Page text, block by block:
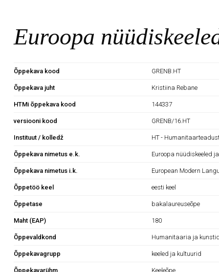
Euroopa
Õppekava kood GRENB.HT
Õppekava juht Kristiina Rebane
HTMi õppekava kood 144337
versiooni kood GRENB/16.HT
Instituut / kolledž HT -
Õppekava nimetus e.k. Euroopa nüüdiskeeled
Õppekava nimetus i.k. European Modern
Õppetöö keel eesti keel
Õppetase bakalaureuseõpe
Maht (EAP) 180
Õppevaldkond Humanitaaria ja
Õppekavagrupp keeled ja kultuurid
Õppekavarühm Keeleõpe